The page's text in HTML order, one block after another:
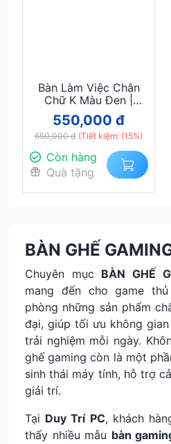
Bàn Làm Việc Chân
Chữ K Màu Đen |
Thiết Kế Gaming Hiện
Đại, Chắc Chắn | Giá
Rẻ
550,000 đ
650,000 đ (Tiết kiệm: (15%)
Còn hàng
Quà tặng
BÀN GHẾ
Chuyên mục BÀN GHẾ
mang đến cho game
phòng những sản phẩm
đại, giúp tối ưu không
trải nghiệm mỗi ngày.
ghế gaming còn là một
sinh thái máy tính, hỗ trợ
giải trí.
Tại Duy Trí PC, khách
thấy nhiều mẫu bàn